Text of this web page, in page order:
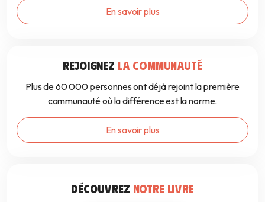
En savoir plus
REJOIGNEZ LA COMMUNAUTÉ
Plus de 60 000 personnes ont déjà rejoint la première
communauté où la différence est la norme.
En savoir plus
DÉCOUVREZ NOTRE LIVRE